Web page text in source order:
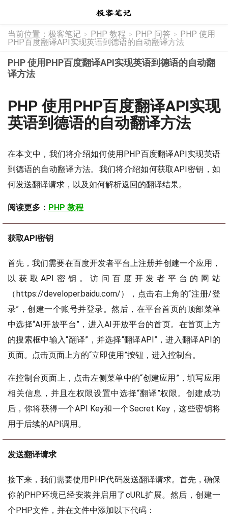
当前位置： 极客笔记 > PHP 教程 > PHP 问答 > PHP 使用
PHP百度翻译API实现英语到德语的自动翻译方法
PHP 使用PHP百度翻译API实现英语到德语的自动翻
译方法
PHP 使用PHP百度翻译API实现
英语到德语的自动翻译方法
在本文中，我们将介绍如何使用PHP百度翻译API实现英语
到德语的自动翻译方法。我们将介绍如何获取API密钥，如
何发送翻译请求，以及如何解析返回的翻译结果。
阅读更多： PHP 教程
获取API密钥
首先，我们需要在百度开发者平台上注册并创建一个应用，
以获取API密钥。访问百度开发者平台的网站
（https://developer.baidu.com/），点击右上角的“注册/登
录”，创建一个账号并登录。然后，在平台首页的顶部菜单
中选择“AI开放平台”，进入AI开放平台的首页。在首页上方
的搜索框中输入“翻译”，并选择“翻译API”，进入翻译API的
页面。点击页面上方的“立即使用”按钮，进入控制台。
在控制台页面上，点击左侧菜单中的“创建应用”，填写应用
相关信息，并且在权限设置中选择“翻译”权限。创建成功
后，你将获得一个API Key和一个Secret Key，这些密钥将
用于后续的API调用。
发送翻译请求
接下来，我们需要使用PHP代码发送翻译请求。首先，确保
你的PHP环境已经安装并启用了cURL扩展。然后，创建一
个PHP文件，并在文件中添加以下代码：